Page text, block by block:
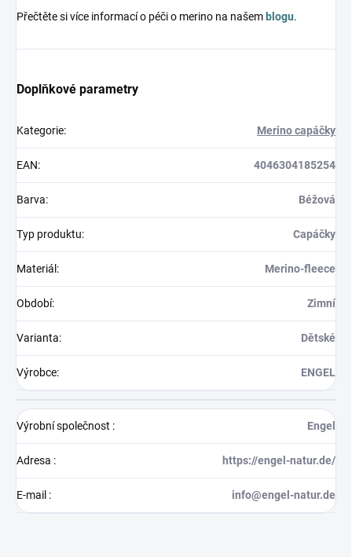
Přečtěte si více informací o péči o merino na našem blogu.
Doplňkové parametry
Kategorie: Merino capáčky
EAN: 4046304185254
Barva: Béžová
Typ produktu: Capáčky
Materiál : Merino-fleece
Období: Zimní
Varianta: Dětské
Výrobce: ENGEL
Výrobní společnost : Engel
Adresa : https://engel-natur.de/
E-mail : info@engel-natur.de